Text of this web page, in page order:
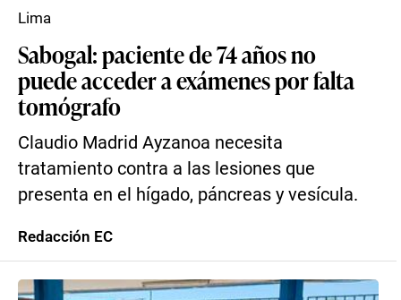
Sabogal: paciente de 74 años no
puede acceder a exámenes por falta
tomógrafo
Claudio Madrid Ayzanoa necesita
tratamiento contra a las lesiones que
presenta en el hígado, páncreas y vesícula.
Lima
Redacción EC